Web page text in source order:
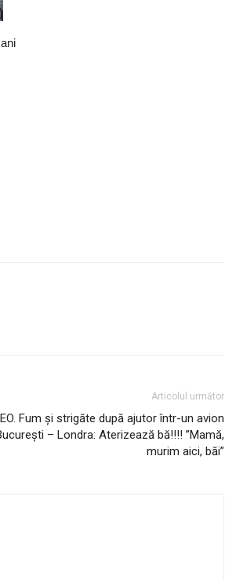
Articolul următor
Fum și strigăte după ajutor într-un avion
– Londra: Aterizează bă!!!! ”Mamă,
murim aici, băi”